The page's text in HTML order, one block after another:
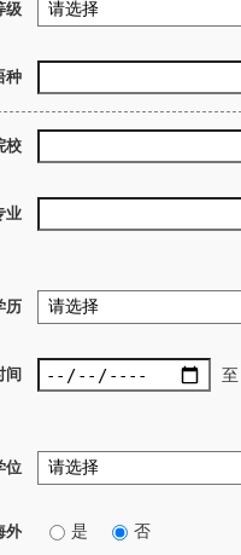
级
种
校
业
历
间 至
位
外 是 否